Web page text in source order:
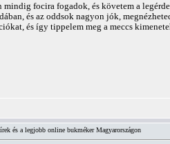
focira fogadok, és követem a
és az oddsok nagyon jók,
és így tippelem meg a meccs
és a legjobb online bukméker Magyarországon